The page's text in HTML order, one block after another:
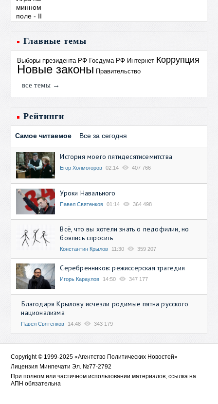
Главные темы
Выборы президента РФ Госдума РФ Интернет Коррупция
Новые законы Правительство
все темы →
Рейтинги
Самое читаемое Все за сегодня
История моего пятидесятисемитства
Егор Холмогоров 02:14 407 766
Уроки Навального
Павел Святенков 01:14 364 498
Всё, что вы хотели знать о педофилии, но
боялись спросить
Константин Крылов 11:30 359 207
Серебренников: режиссерская трагедия
Игорь Караулов 14:50 347 177
Благодаря Крылову исчезли родимые пятна русского
национализма
Павел Святенков 14:48 343 179
Copyright © 1999-2025 «Агентство Политических Новостей»
Лицензия Минпечати Эл. №77-2792
При полном или частичном использовании материалов, ссылка на
АПН обязательна